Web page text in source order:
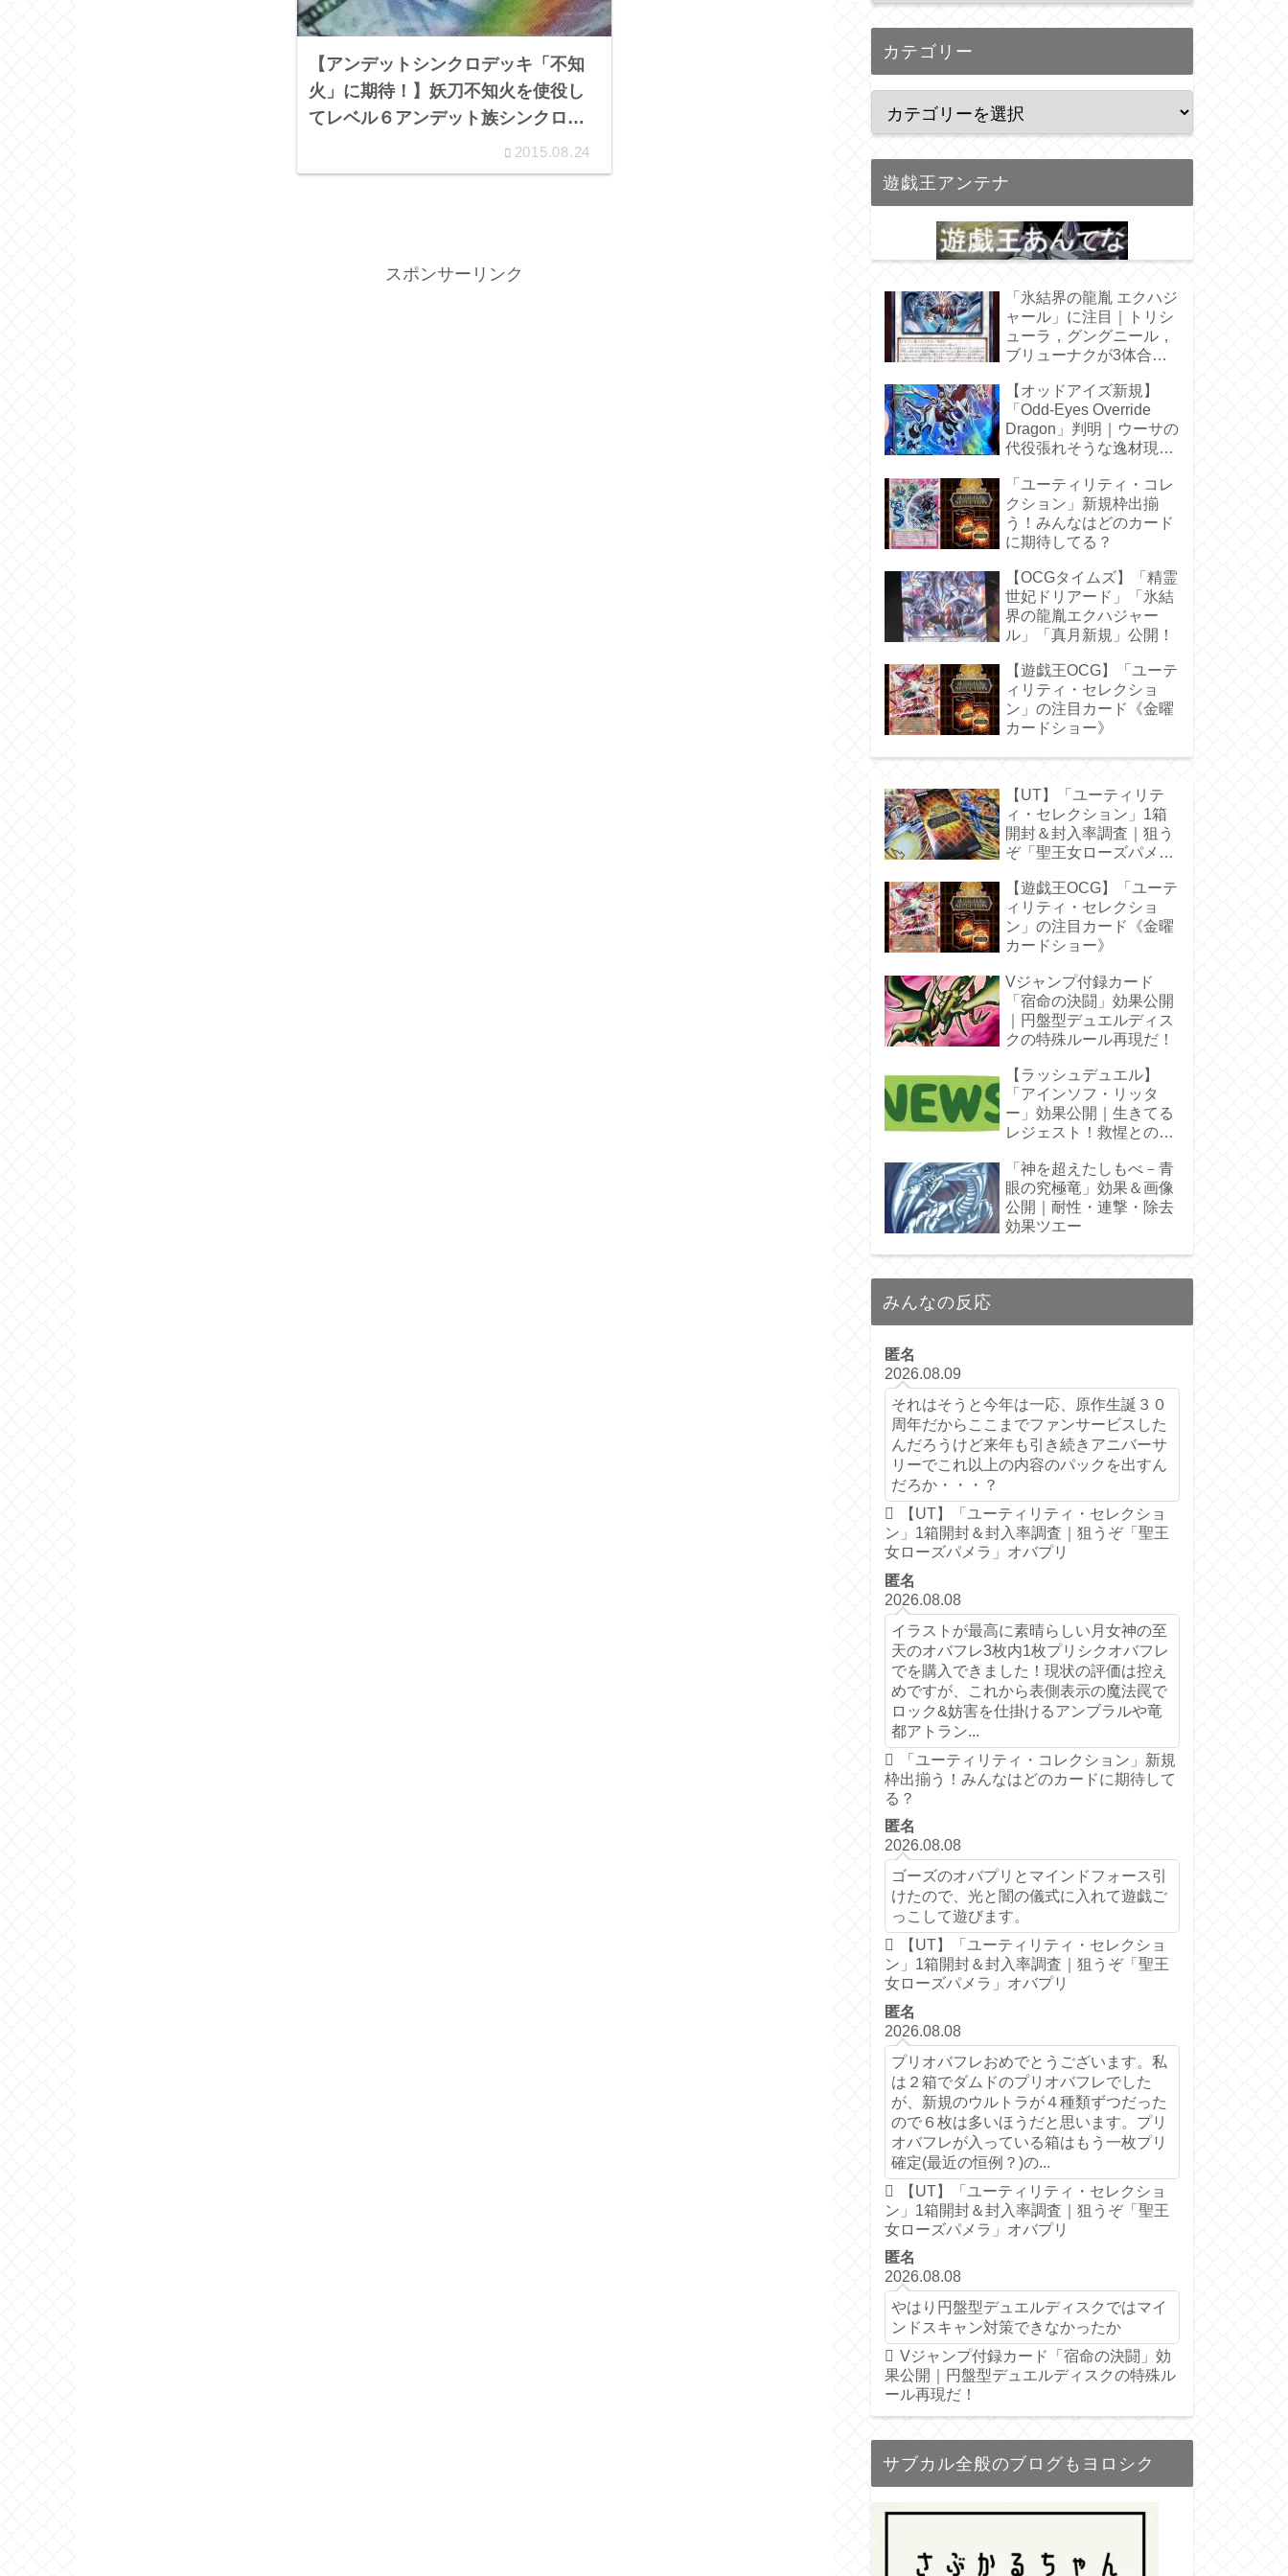
【アンデットシンクロデッキ「不知
火」に期待！】妖刀不知火を使役し
てレベル６アンデット族シンクロで
2015.08.24
スポンサーリンク
カテゴリー
遊戯王アンテナ
「氷結界の龍胤 エクハジ
ャール」に注目｜トリシ
ューラ，グングニール，
ブリューナクが3体合
【オッドアイズ新規】
「Odd-Eyes Override
Dragon」判明｜ウーサの
代役張れそうな逸材現
「ユーティリティ・コレ
クション」新規枠出揃
う！みんなはどのカード
に期待してる？
【OCGタイムズ】「精霊
世妃ドリアード」「氷結
界の龍胤エクハジャー
ル」「真月新規」公開！
【遊戯王OCG】「ユーテ
ィリティ・セレクショ
ン」の注目カード《金曜
カードショー》
【UT】「ユーティリテ
ィ・セレクション」1箱
開封＆封入率調査｜狙う
ぞ「聖王女ローズパメ
【遊戯王OCG】「ユーテ
ィリティ・セレクショ
ン」の注目カード《金曜
カードショー》
Vジャンプ付録カード
「宿命の決闘」効果公開
｜円盤型デュエルディス
クの特殊ルール再現だ！
【ラッシュデュエル】
「アインソフ・リッタ
ー」効果公開｜生きてる
レジェスト！救惺との相
「神を超えたしもべ－青
眼の究極竜」効果＆画像
公開｜耐性・連撃・除去
効果ツエー
みんなの反応
匿名
2026.08.09
それはそうと今年は一応、原作生誕３０
周年だからここまでファンサービスした
んだろうけど来年も引き続きアニバーサ
リーでこれ以上の内容のパックを出すん
だろか・・・？
【UT】「ユーティリティ・セレクショ
ン」1箱開封＆封入率調査｜狙うぞ「聖王
女ローズパメラ」オバプリ
匿名
2026.08.08
イラストが最高に素晴らしい月女神の至
天のオバフレ3枚内1枚プリシクオバフレ
でを購入できました！現状の評価は控え
めですが、これから表側表示の魔法罠で
ロック&妨害を仕掛けるアンブラルや竜
都アトラン...
「ユーティリティ・コレクション」新規
枠出揃う！みんなはどのカードに期待して
る？
匿名
2026.08.08
ゴーズのオバプリとマインドフォース引
けたので、光と闇の儀式に入れて遊戯ご
っこして遊びます。
【UT】「ユーティリティ・セレクショ
ン」1箱開封＆封入率調査｜狙うぞ「聖王
女ローズパメラ」オバプリ
匿名
2026.08.08
プリオバフレおめでとうございます。私
は２箱でダムドのプリオバフレでした
が、新規のウルトラが４種類ずつだった
ので６枚は多いほうだと思います。プリ
オバフレが入っている箱はもう一枚プリ
確定(最近の恒例？)の...
【UT】「ユーティリティ・セレクショ
ン」1箱開封＆封入率調査｜狙うぞ「聖王
女ローズパメラ」オバプリ
匿名
2026.08.08
やはり円盤型デュエルディスクではマイ
ンドスキャン対策できなかったか
Vジャンプ付録カード「宿命の決闘」効
果公開｜円盤型デュエルディスクの特殊ル
ール再現だ！
サブカル全般のブログもヨロシク